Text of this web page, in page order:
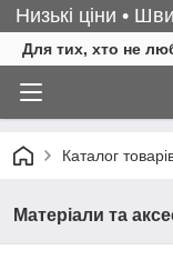
Низькі ціни •
Для тих, хто не
Каталог
Матеріали та